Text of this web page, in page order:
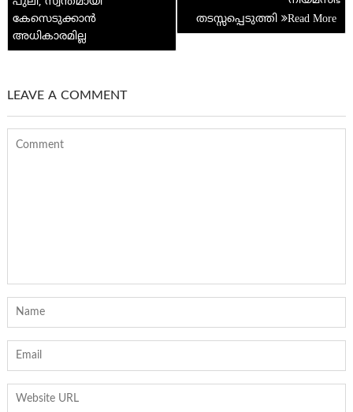
കേസെടുക്കാൻ
അധികാരമില്ല
തടസ്സപ്പെടുത്തി
LEAVE A COMMENT